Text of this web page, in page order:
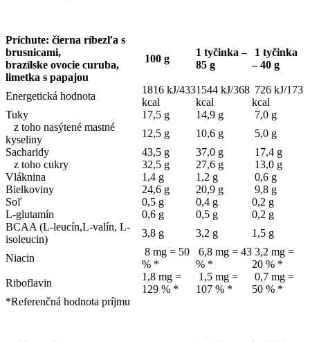
Príchute: čierna ríbezľa s
brusnicami,
brazílske ovocie curuba,
limetka s papajou
100 g
1 tyčinka –
85 g
1 tyčinka
– 40 g
Energetická hodnota
1816 kJ/433
kcal
1544 kJ/368
kcal
726 kJ/173
kcal
Tuky
17,5 g 14,9 g
7,0 g
z toho nasýtené mastné
kyseliny
12,5 g 10,6 g
5,0 g
Sacharidy
43,5 g 37,0 g
17,4 g
z toho cukry
32,5 g 27,6 g
13,0 g
Vláknina
1,4 g 1,2 g
0,6 g
Bielkoviny
24,6 g 20,9 g
9,8 g
Soľ
0,5 g 0,4 g
0,2 g
L-glutamín
0,6 g 0,5 g
0,2 g
BCAA (L-leucín,L-valín, L-
isoleucin)
3,8 g 3,2 g 1,5 g
Niacin
8 mg = 50
% *
6,8 mg = 43
% *
3,2 mg =
20 % *
Riboflavin
1,8 mg =
129 % *
1,5 mg =
107 % *
0,7 mg =
50 % *
*Referenčná hodnota príjmu